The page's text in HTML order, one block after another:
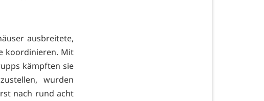
ausbreitete,
koordinieren. Mit
kämpften sie
wurden
nach rund acht